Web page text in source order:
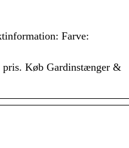
Farve:
Køb Gardinstænger &